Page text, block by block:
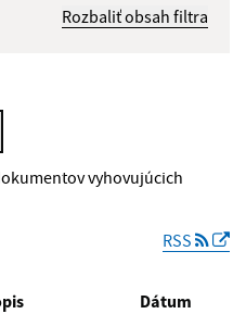
Rozbaliť obsah filtra
vyhovujúcich
RSS
Dátum